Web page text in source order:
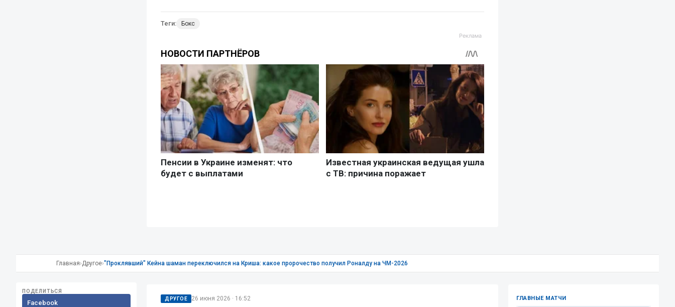
Теги: Бокс
Главная› Другое›"Проклявший" Кейна шаман переключился на Криша: какое пророчество получил Роналду на ЧМ-2026
ПОДЕЛИТЬСЯ
Facebook
ДРУГОЕ 26 июня 2026 · 16:52 ГЛАВНЫЕ МАТЧИ